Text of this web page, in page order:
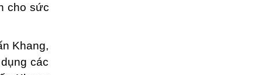
cho sức
Khang,
các